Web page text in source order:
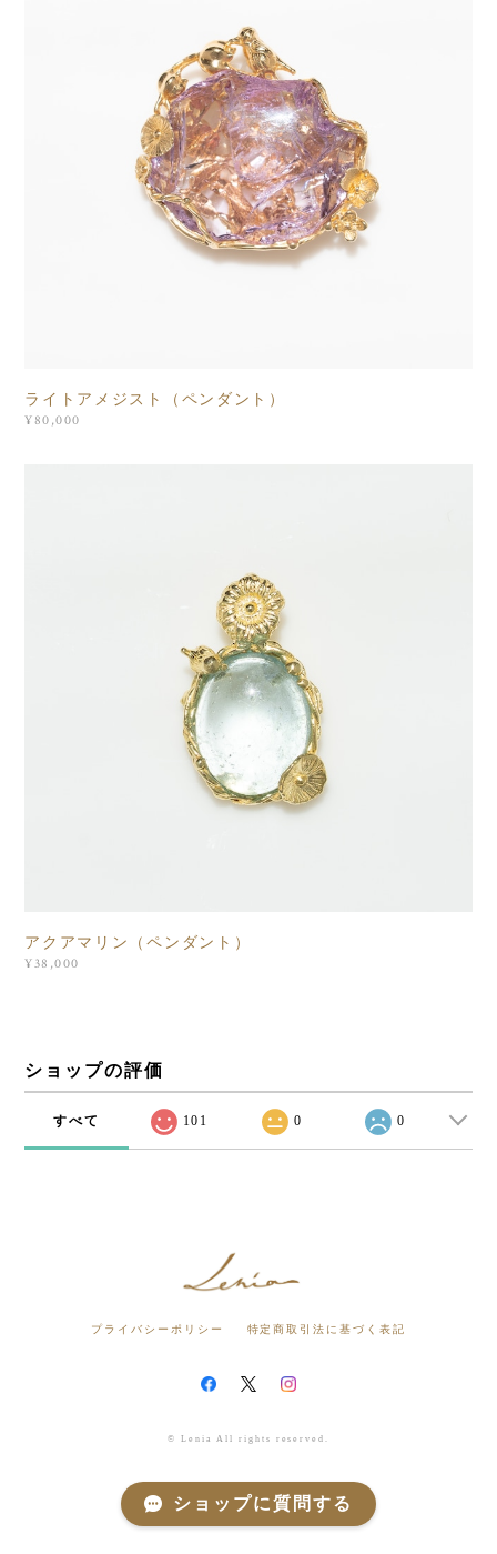
ライトアメジスト（ペンダント）
¥80,000
アクアマリン（ペンダント）
¥38,000
ショップの評価
すべて 101 0 0
プライバシーポリシー 特定商取引法に基づく表記
© Lenia All rights reserved.
ショップに質問する